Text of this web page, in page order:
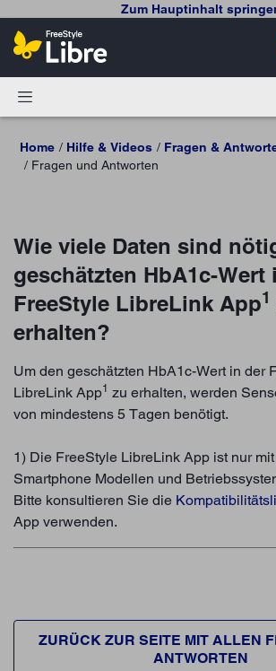
Zum Hauptinhalt
Home Hilfe & Videos
Fragen &
Fragen und Antworten
Wie viele Daten sind
geschätzten HbA1c-Wert
FreeStyle LibreLink App1
erhalten?
Um den geschätzten HbA1c-Wert in der
LibreLink App1 zu erhalten, werden
von mindestens 5 Tagen benötigt.
1) Die FreeStyle LibreLink App ist nur
Smartphone Modellen und
Bitte konsultieren Sie die
App verwenden.
ZURÜCK ZUR SEITE MIT ALLEN
ANTWORTEN